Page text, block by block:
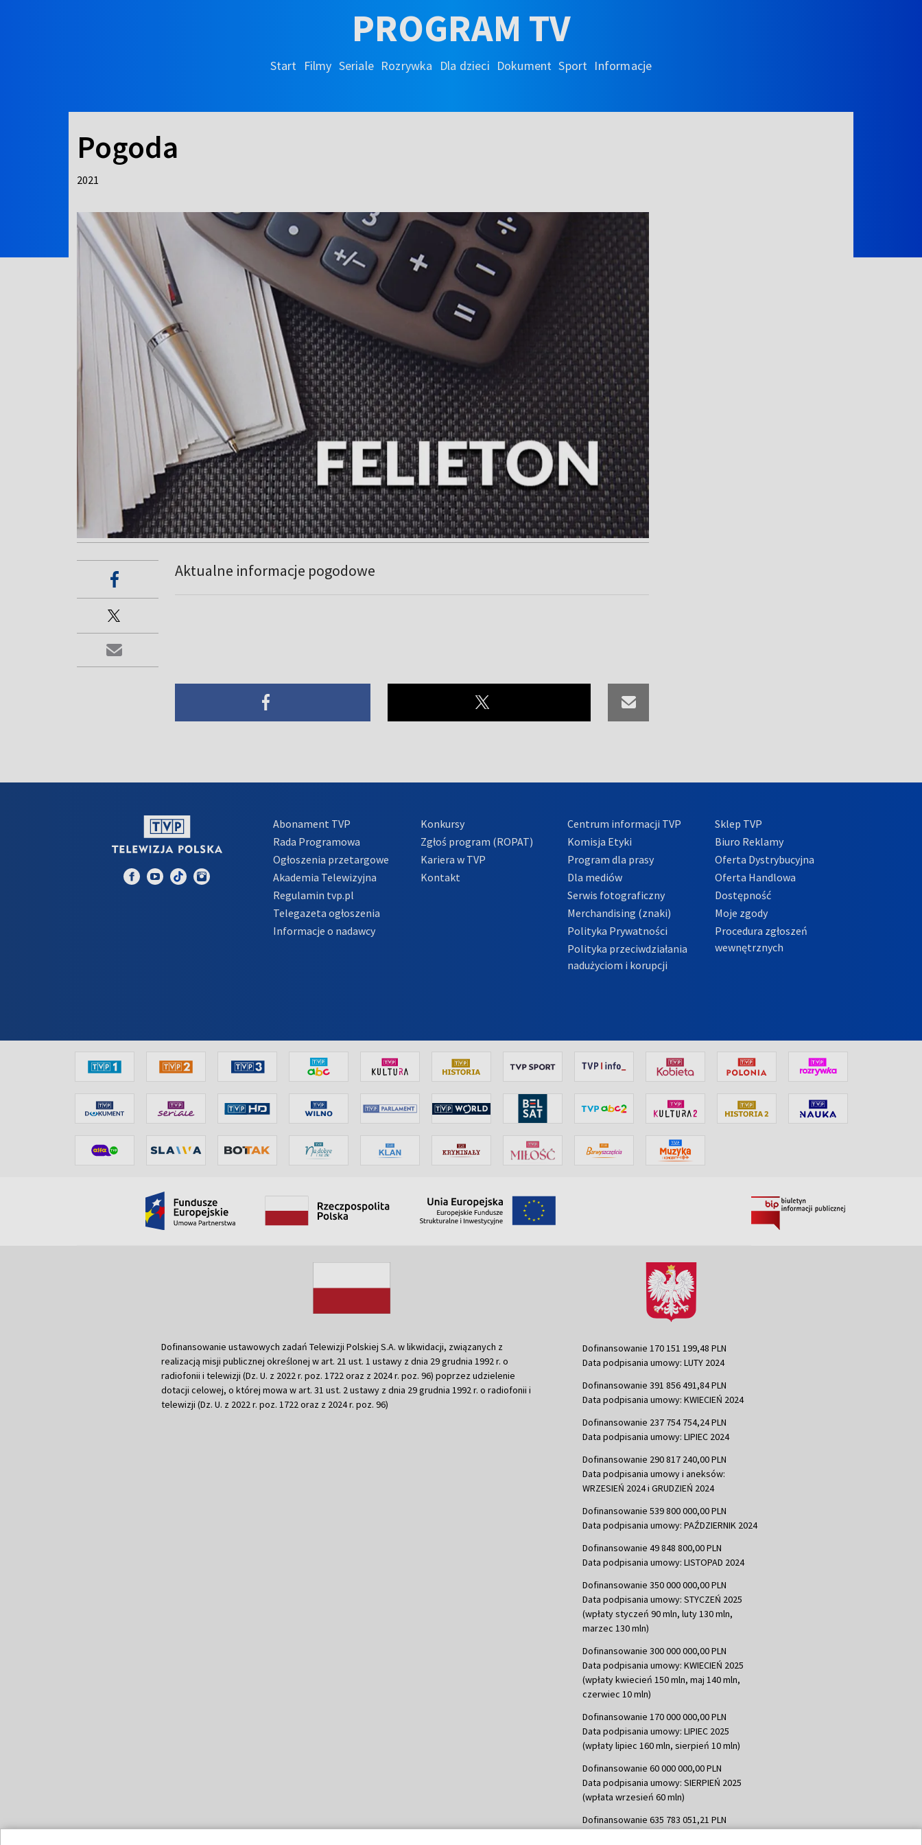
PROGRAM TV
Start Filmy Seriale Rozrywka Dla dzieci Dokument Sport Informacje
Pogoda
2021
Aktualne informacje pogodowe
Abonament TVP
Rada Programowa
Ogłoszenia przetargowe
Akademia Telewizyjna
Regulamin tvp.pl
Telegazeta ogłoszenia
Informacje o nadawcy
Konkursy
Zgłoś program (ROPAT)
Kariera w TVP
Kontakt
Centrum informacji TVP
Komisja Etyki
Program dla prasy
Dla mediów
Serwis fotograficzny
Merchandising (znaki)
Polityka Prywatności
Polityka przeciwdziałania
nadużyciom i korupcji
Sklep TVP
Biuro Reklamy
Oferta Dystrybucyjna
Oferta Handlowa
Dostępność
Moje zgody
Procedura zgłoszeń
wewnętrznych
Dofinansowanie ustawowych zadań Telewizji Polskiej S.A. w likwidacji, związanych z
realizacją misji publicznej określonej w art. 21 ust. 1 ustawy z dnia 29 grudnia 1992 r. o
radiofonii i telewizji (Dz. U. z 2022 r. poz. 1722 oraz z 2024 r. poz. 96) poprzez udzielenie
dotacji celowej, o której mowa w art. 31 ust. 2 ustawy z dnia 29 grudnia 1992 r. o radiofonii i
telewizji (Dz. U. z 2022 r. poz. 1722 oraz z 2024 r. poz. 96)
Dofinansowanie 170 151 199,48 PLN
Data podpisania umowy: LUTY 2024
Dofinansowanie 391 856 491,84 PLN
Data podpisania umowy: KWIECIEŃ 2024
Dofinansowanie 237 754 754,24 PLN
Data podpisania umowy: LIPIEC 2024
Dofinansowanie 290 817 240,00 PLN
Data podpisania umowy i aneksów:
WRZESIEŃ 2024 i GRUDZIEŃ 2024
Dofinansowanie 539 800 000,00 PLN
Data podpisania umowy: PAŹDZIERNIK 2024
Dofinansowanie 49 848 800,00 PLN
Data podpisania umowy: LISTOPAD 2024
Dofinansowanie 350 000 000,00 PLN
Data podpisania umowy: STYCZEŃ 2025
(wpłaty styczeń 90 mln, luty 130 mln,
marzec 130 mln)
Dofinansowanie 300 000 000,00 PLN
Data podpisania umowy: KWIECIEŃ 2025
(wpłaty kwiecień 150 mln, maj 140 mln,
czerwiec 10 mln)
Dofinansowanie 170 000 000,00 PLN
Data podpisania umowy: LIPIEC 2025
(wpłaty lipiec 160 mln, sierpień 10 mln)
Dofinansowanie 60 000 000,00 PLN
Data podpisania umowy: SIERPIEŃ 2025
(wpłata wrzesień 60 mln)
Dofinansowanie 635 783 051,21 PLN